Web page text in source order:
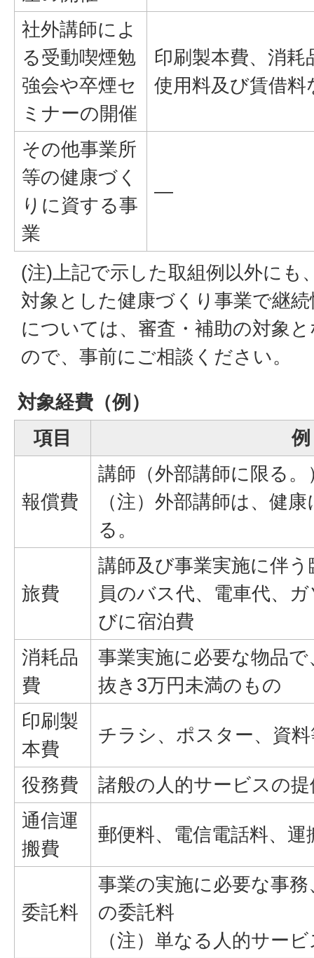
社外講師によ
る受動喫煙勉
強会や卒煙セ
ミナーの開催
印刷製本費、消耗
使用料及び賃借料
その他事業所
等の健康づく
りに資する事
業
―
(注)上記で示した取組例以外にも
対象とした健康づくり事業で継
については、審査・補助の対象
ので、事前にご相談ください。
対象経費（例）
項目
例
報償費
講師（外部講師に限る
（注）外部講師は、健
る。
旅費
講師及び事業実施に伴
員のバス代、電車代、
びに宿泊費
消耗品
費
事業実施に必要な物品
抜き3万円未満のもの
印刷製
本費
チラシ、ポスター、資
役務費
諸般の人的サービスの
通信運
搬費
郵便料、電信電話料、運
委託料
事業の実施に必要な事
の委託料
（注）単なる人的サー